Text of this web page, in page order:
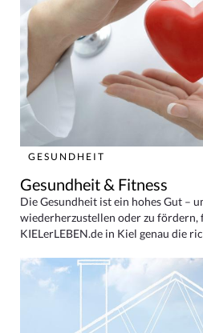
GESUNDHEIT
Gesundheit & Fitness
Die Gesundheit ist ein hohes Gut –
wiederherzustellen oder zu fördern,
KIELerLEBEN.de in Kiel genau die